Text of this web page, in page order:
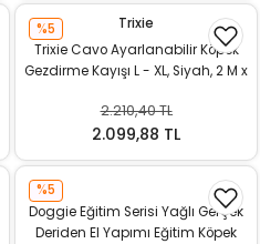
%5
Trixie
Trixie Cavo Ayarlanabilir Köpek
Gezdirme Kayışı L - XL, Siyah, 2 M x
2.210,40 TL
2.099,88 TL
%5
Doggie Eğitim Serisi Yağlı Gerçek
Deriden El Yapımı Eğitim Köpek